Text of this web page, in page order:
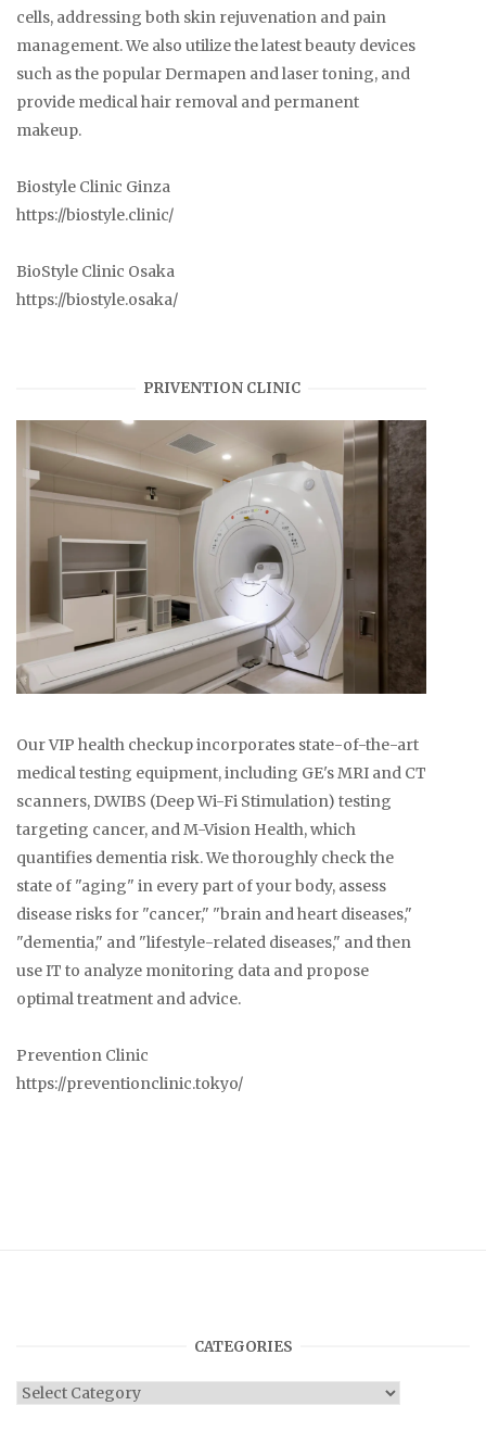
cells, addressing both skin rejuvenation and pain
management. We also utilize the latest beauty devices
such as the popular Dermapen and laser toning, and
provide medical hair removal and permanent
makeup.
Biostyle Clinic Ginza
https://biostyle.clinic/
BioStyle Clinic Osaka
https://biostyle.osaka/
PRIVENTION CLINIC
Our VIP health checkup incorporates state-of-the-art
medical testing equipment, including GE's MRI and CT
scanners, DWIBS (Deep Wi-Fi Stimulation) testing
targeting cancer, and M-Vision Health, which
quantifies dementia risk. We thoroughly check the
state of "aging" in every part of your body, assess
disease risks for "cancer," "brain and heart diseases,"
"dementia," and "lifestyle-related diseases," and then
use IT to analyze monitoring data and propose
optimal treatment and advice.
Prevention Clinic
https://preventionclinic.tokyo/
CATEGORIES
Categories